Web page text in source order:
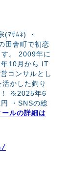
(ﾏｻﾑﾈ) ・
田舎町で初恋
。 2009年に
10月から IT
コンサルとし
かした釣り
！ ※2025年6
・SNSの総
ルの詳細は